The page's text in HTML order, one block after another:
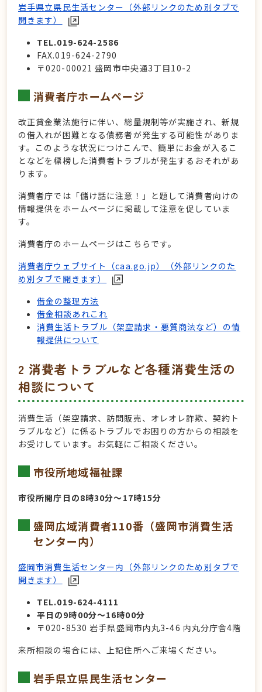
岩手県立県民生活センター（外部リンクのため別タブで
開きます）
TEL.019-624-2586
FAX.019-624-2790
〒020-00021 盛岡市中央通3丁目10-2
消費者庁ホームページ
改正貸金業法施行に伴い、総量規制等が実施され、新規
の借入れが困難となる債務者が発生する可能性がありま
す。このような状況につけこんで、簡単にお金が入るこ
となどを標榜した消費者トラブルが発生するおそれがあ
ります。
消費者庁では「儲け話に注意！」と題して消費者向けの
情報提供をホームページに掲載して注意を促していま
す。
消費者庁のホームページはこちらです。
消費者庁ウェブサイト（caa.go.jp）（外部リンクのた
め別タブで開きます）
借金の整理方法
借金相談あれこれ
消費生活トラブル（架空請求・悪質商法など）の情
報提供について
2 消費者トラブルなど各種消費生活の
相談について
消費生活（架空請求、訪問販売、オレオレ詐欺、契約ト
ラブルなど）に係るトラブルでお困りの方からの相談を
お受けしています。お気軽にご相談ください。
市役所地域福祉課
市役所開庁日の8時30分～17時15分
盛岡広域消費者110番（盛岡市消費生活
センター内）
盛岡市消費生活センター内（外部リンクのため別タブで
開きます）
TEL.019-624-4111
平日の9時00分～16時00分
〒020-8530 岩手県盛岡市内丸3-46 内丸分庁舎4階
来所相談の場合には、上記住所へご来場ください。
岩手県立県民生活センター